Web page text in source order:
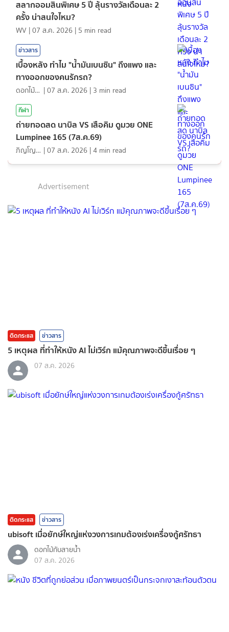
สลากออมสินพิเศษ 5 ปี ลุ้นรางวัลเดือนละ 2
ครั้ง น่าสนใจไหม?
WV |07 ส.ค. 2026 | 5 min read
ข่าวสาร
เบื้องหลัง ทำไม "น้ำมันเบนซิน" ถึงแพง และ
ทางออกของคนรักรถ?
ดอกไม้กับสายน้ำ |07 ส.ค. 2026 | 3 min read
กีฬา
ถ่ายทอดสด นาบิล VS เสือคิม ดูมวย ONE
Lumpinee 165 (7ส.ค.69)
ภิญโญ ส่องแสง |07 ส.ค. 2026 |4 min read
Advertisement
ติดกระแส ข่าวสาร
5 เหตุผล ที่ทำให้หนัง AI ไม่เวิร์ก แม้คุณภาพจะดีขึ้นเรื่อย ๆ
07 ส.ค. 2026
ติดกระแส ข่าวสาร
ubisoft เมื่อยักษ์ใหญ่แห่งวงการเกมต้องเร่งเครื่องกู้ศรัทธา
ดอกไม้กับสายน้ำ
07 ส.ค. 2026